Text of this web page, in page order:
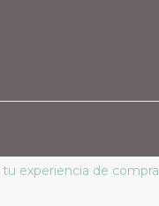
experiencia de